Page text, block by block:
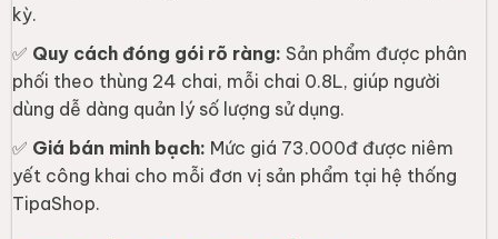
kỳ.
✅ Quy cách đóng gói rõ ràng: Sản phẩm được phân
phối theo thùng 24 chai, mỗi chai 0.8L, giúp người
dùng dễ dàng quản lý số lượng sử dụng.
✅ Giá bán minh bạch: Mức giá 73.000đ được niêm
yết công khai cho mỗi đơn vị sản phẩm tại hệ thống
TipaShop.